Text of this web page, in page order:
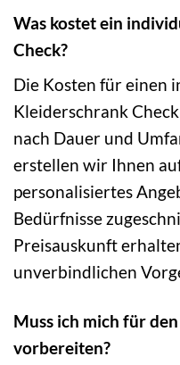
Was kostet ein
Check?
Die Kosten für einen
Kleiderschrank
nach Dauer und
erstellen wir Ihnen
personalisiertes
Bedürfnisse
Preisauskunft
unverbindlichen
Muss ich mich für
vorbereiten?